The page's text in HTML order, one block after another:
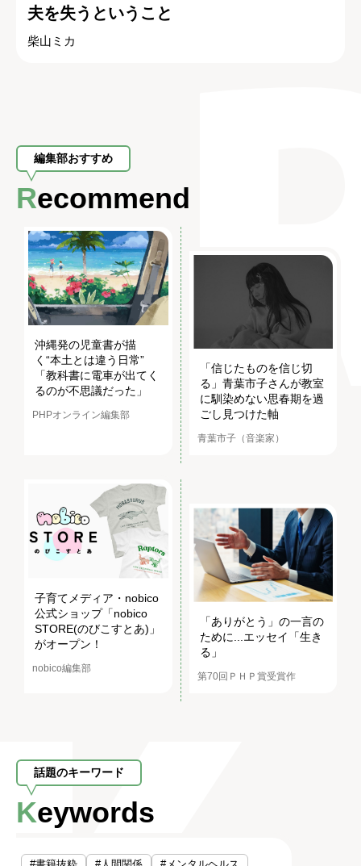
夫を失うということ
柴山ミカ
編集部おすすめ
Recommend
沖縄発の児童書が描
く“本土とは違う日常”
「教科書に電車が出てく
るのが不思議だった」
PHPオンライン編集部
「信じたものを信じ切
る」青葉市子さんが教室
に馴染めない思春期を過
ごし見つけた軸
青葉市子（音楽家）
子育てメディア・nobico
公式ショップ「nobico
STORE(のびこすとあ)」
がオープン！
nobico編集部
「ありがとう」の一言の
ために...エッセイ「生き
る」
第70回ＰＨＰ賞受賞作
話題のキーワード
Keywords